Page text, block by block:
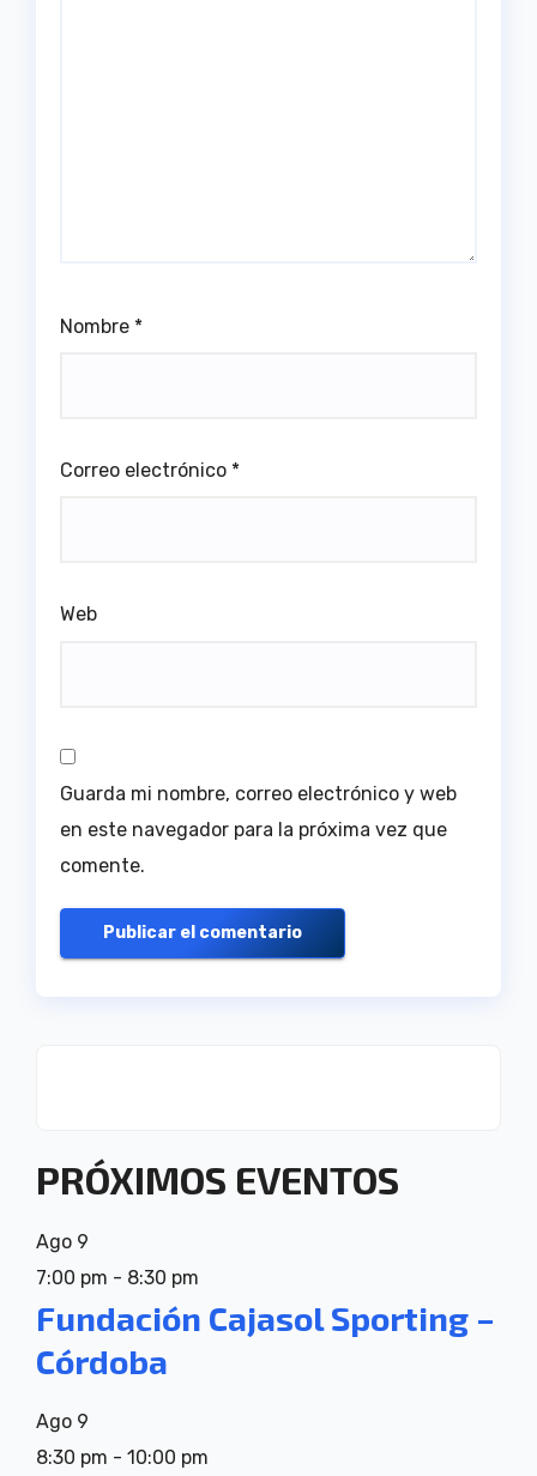
Nombre *
Correo electrónico *
Web
Guarda mi nombre, correo electrónico y web
en este navegador para la próxima vez que
comente.
PRÓXIMOS EVENTOS
Ago 9
7:00 pm - 8:30 pm
Fundación Cajasol Sporting –
Córdoba
Ago 9
8:30 pm - 10:00 pm